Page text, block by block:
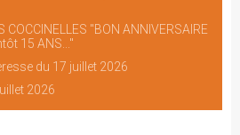
COCCINELLES "BON ANNIVERSAIRE
15 ANS..."
du 17 juillet 2026
2026